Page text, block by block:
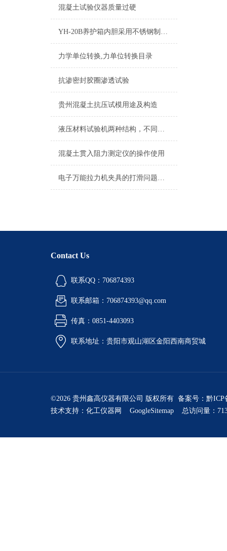
混凝土试验仪器质量过硬
YH-20B养护箱内胆采用不锈钢制作，设计精巧合理
力学单位转换,力单位转换目录
抗渗密封胶圈渗透试验
贵州混凝土抗压试模用途及构造
液压材料试验机两种结构，不同应用范围
混凝土贯入阻力测定仪的操作使用
电子万能拉力机夹具的打滑问题要如何解决？
Contact Us
联系QQ：706874393
联系邮箱：706874393@qq.com
传真：0851-4403093
联系地址：贵阳市观山湖区金阳西南商贸城
©2026 贵州鑫高仪器有限公司 版权所有 备案号： 黔ICP
技术支持： 化工仪器网 GoogleSitemap 总访问量：